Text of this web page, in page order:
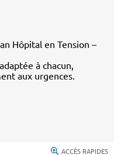
Hôpital en Tension –
à chacun,
aux urgences.
ACCÈS RAPIDES